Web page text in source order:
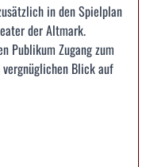
in den Spielplan
der Altmark.
Publikum Zugang zum
Blick auf